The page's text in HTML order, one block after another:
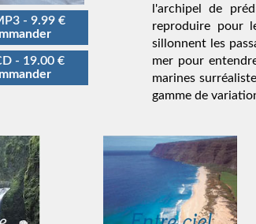
- 9.99 €
- 19.00 €
l'archipel de
reproduire pour
sillonnent les
mer pour
marines
gamme de